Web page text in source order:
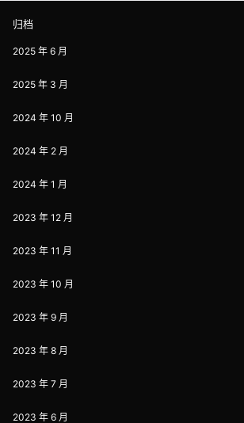
归档
2025 年 6 月
2025 年 3 月
2024 年 10 月
2024 年 2 月
2024 年 1 月
2023 年 12 月
2023 年 11 月
2023 年 10 月
2023 年 9 月
2023 年 8 月
2023 年 7 月
2023 年 6 月